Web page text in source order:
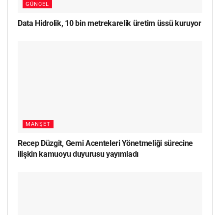
GÜNCEL
Data Hidrolik, 10 bin metrekarelik üretim üssü kuruyor
MANŞET
Recep Düzgit, Gemi Acenteleri Yönetmeliği sürecine
ilişkin kamuoyu duyurusu yayımladı